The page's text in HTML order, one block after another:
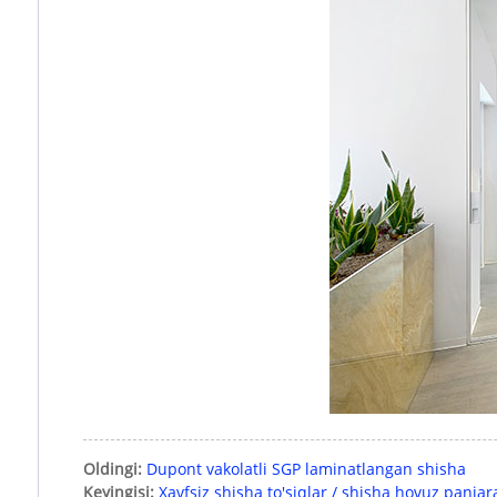
Oldingi: Dupont vakolatli SGP laminatlangan shisha
Keyingisi: Xavfsiz shisha to'siqlar / shisha hovuz